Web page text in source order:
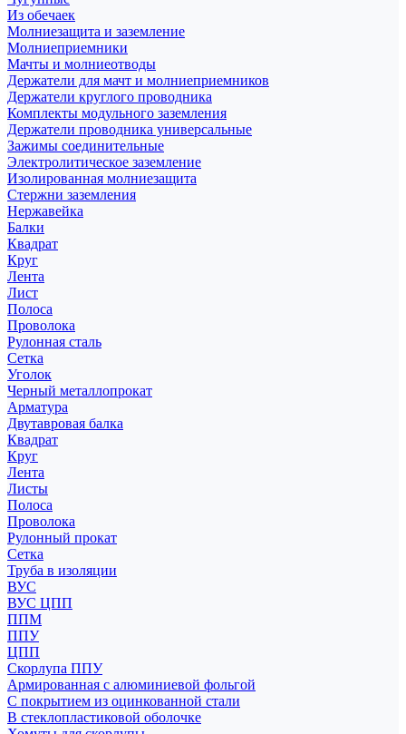
Из обечаек
Молниезащита и заземление
Молниеприемники
Мачты и молниеотводы
Держатели для мачт и молниеприемников
Держатели круглого проводника
Комплекты модульного заземления
Держатели проводника универсальные
Зажимы соединительные
Электролитическое заземление
Изолированная молниезащита
Стержни заземления
Нержавейка
Балки
Квадрат
Круг
Лента
Лист
Полоса
Проволока
Рулонная сталь
Сетка
Уголок
Черный металлопрокат
Арматура
Двутавровая балка
Квадрат
Круг
Лента
Листы
Полоса
Проволока
Рулонный прокат
Сетка
Труба в изоляции
ВУС
ВУС ЦПП
ППМ
ППУ
ЦПП
Скорлупа ППУ
Армированная с алюминиевой фольгой
С покрытием из оцинкованной стали
В стеклопластиковой оболочке